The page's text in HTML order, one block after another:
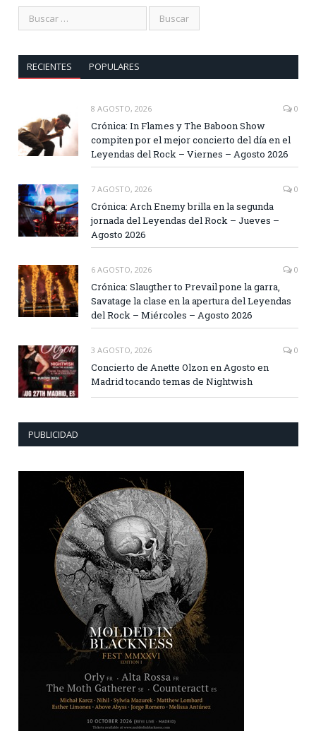
RECIENTES POPULARES
8 AGOSTO, 2026 0
Crónica: In Flames y The Baboon Show
compiten por el mejor concierto del día en el
Leyendas del Rock – Viernes – Agosto 2026
7 AGOSTO, 2026 0
Crónica: Arch Enemy brilla en la segunda
jornada del Leyendas del Rock – Jueves –
Agosto 2026
6 AGOSTO, 2026 0
Crónica: Slaugther to Prevail pone la garra,
Savatage la clase en la apertura del Leyendas
del Rock – Miércoles – Agosto 2026
3 AGOSTO, 2026 0
Concierto de Anette Olzon en Agosto en
Madrid tocando temas de Nightwish
PUBLICIDAD